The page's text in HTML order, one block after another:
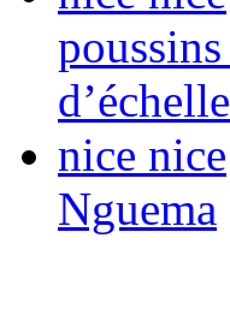
d’échelle
nice nice
Nguema